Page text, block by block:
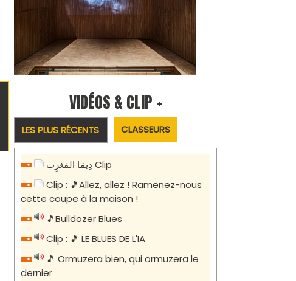
VIDÉOS & CLIP +
LES PLUS RÉCENTS CLASSEURS
دِيمَا المَغرِب Clip
Clip : 🎵Allez, allez ! Ramenez-nous
cette coupe à la maison !
🎵Bulldozer Blues
Clip : 🎵 LE BLUES DE L'IA
🎵 Ormuzera bien, qui ormuzera le
dernier